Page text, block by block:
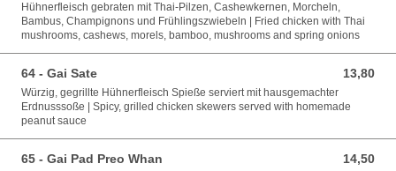
Hühnerfleisch gebraten mit Thai-Pilzen, Cashewkernen, Morcheln,
Bambus, Champignons und Frühlingszwiebeln | Fried chicken with Thai
mushrooms, cashews, morels, bamboo, mushrooms and spring onions
64 - Gai Sate 13,80
13,80 EUR
Würzig, gegrillte Hühnerfleisch Spieße serviert mit hausgemachter
Erdnusssoße | Spicy, grilled chicken skewers served with homemade
peanut sauce
65 - Gai Pad Preo Whan 14,50
14,50 EUR